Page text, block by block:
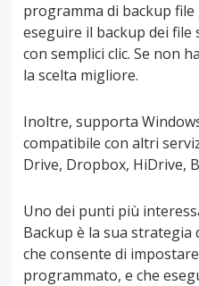
programma di backup
eseguire il backup dei file
con semplici clic. Se non
la scelta migliore.
Inoltre, supporta
compatibile con altri
Drive, Dropbox, HiDrive,
Uno dei punti più
Backup è la sua
che consente di
programmato, e che